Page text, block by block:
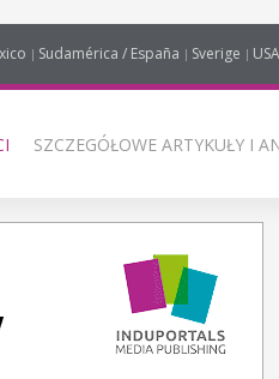
Sudamérica / España Sverige USA
SZCZEGÓŁOWE ARTYKUŁY I